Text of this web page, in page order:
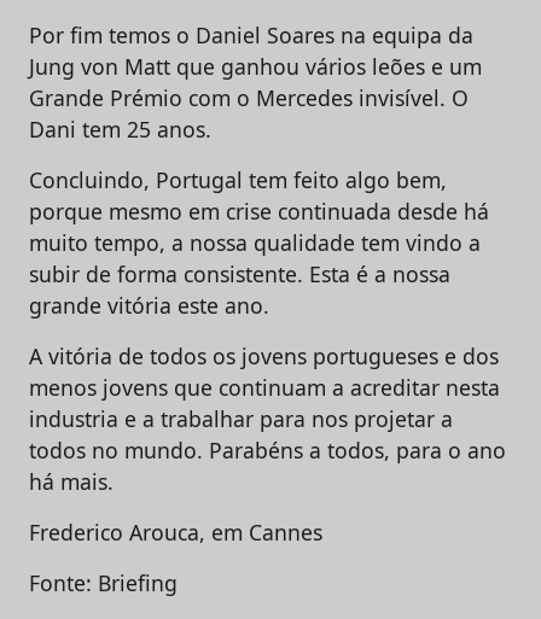
Por fim temos o Daniel Soares na equipa da
Jung von Matt que ganhou vários leões e um
Grande Prémio com o Mercedes invisível. O
Dani tem 25 anos.
Concluindo, Portugal tem feito algo bem,
porque mesmo em crise continuada desde há
muito tempo, a nossa qualidade tem vindo a
subir de forma consistente. Esta é a nossa
grande vitória este ano.
A vitória de todos os jovens portugueses e dos
menos jovens que continuam a acreditar nesta
industria e a trabalhar para nos projetar a
todos no mundo. Parabéns a todos, para o ano
há mais.
Frederico Arouca, em Cannes
Fonte: Briefing